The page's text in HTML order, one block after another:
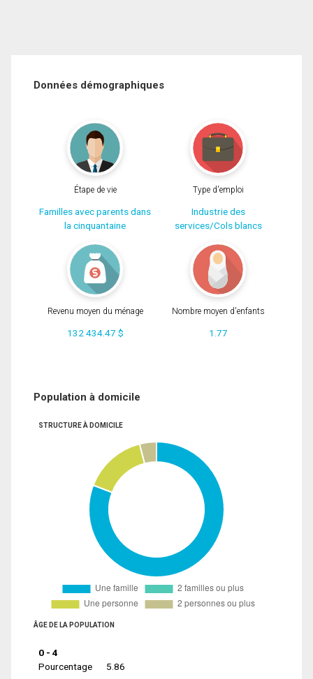
Données démographiques
Étape de vie
Familles avec parents dans
la cinquantaine
Type d'emploi
Industrie des
services/Cols blancs
Revenu moyen du ménage
132 434.47 $
Nombre moyen d'enfants
1.77
Population à domicile
STRUCTURE À DOMICILE
ÂGE DE LA POPULATION
0 - 4
Pourcentage
5.86